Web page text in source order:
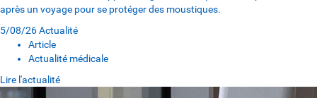
après un voyage pour se protéger des moustiques.
5/08/26Actualité
Article
Actualité médicale
Lire l'actualité